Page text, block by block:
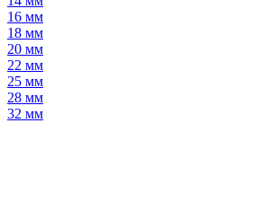
16 мм
18 мм
20 мм
22 мм
25 мм
28 мм
32 мм